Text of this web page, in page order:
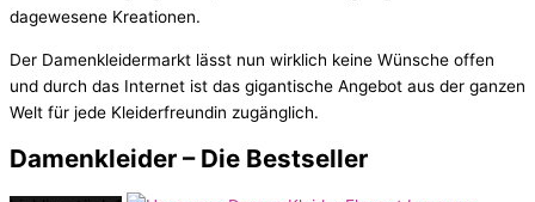
dagewesene Kreationen.
Der Damenkleidermarkt lässt nun wirklich keine Wünsche offen
und durch das Internet ist das gigantische Angebot aus der ganzen
Welt für jede Kleiderfreundin zugänglich.
Damenkleider – Die Bestseller